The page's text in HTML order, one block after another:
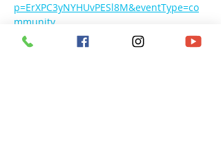
p=ErXPC3yNYHUvPESl8M&eventType=co
mmunity
Besprechungs-ID: 933 409 990 826 0